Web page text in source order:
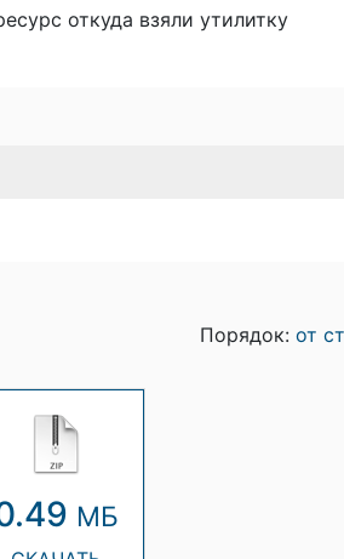
откуда взяли утилитку
Порядок: от
МБ